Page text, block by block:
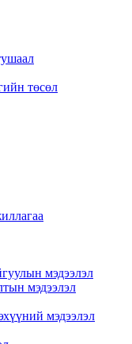
төсөл
мэдээлэл
мэдээлэл
мэдээлэл